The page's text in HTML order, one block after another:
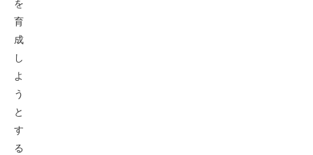
を
育
成
し
よ
う
と
す
る